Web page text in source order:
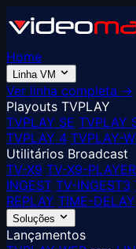
Home
Linha VM
Ver linha completa →
Playouts TVPLAY
TVPLAY SE TVPLAY
TVPLAY 4 TVPLAY-
Utilitários Broadcast
TV-X9 TV-X9-PLAYER
INGEST TV-INGEST3
REPLAY TIME-DELAY
Soluções
Lançamentos